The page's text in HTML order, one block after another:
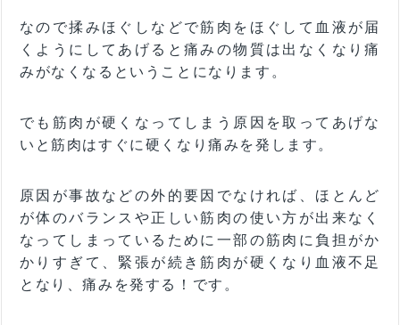
なので揉みほぐしなどで筋肉をほぐして血液が届
くようにしてあげると痛みの物質は出なくなり痛
みがなくなるということになります。
でも筋肉が硬くなってしまう原因を取ってあげな
いと筋肉はすぐに硬くなり痛みを発します。
原因が事故などの外的要因でなければ、ほとんど
が体のバランスや正しい筋肉の使い方が出来なく
なってしまっているために一部の筋肉に負担がか
かりすぎて、緊張が続き筋肉が硬くなり血液不足
となり、痛みを発する！です。